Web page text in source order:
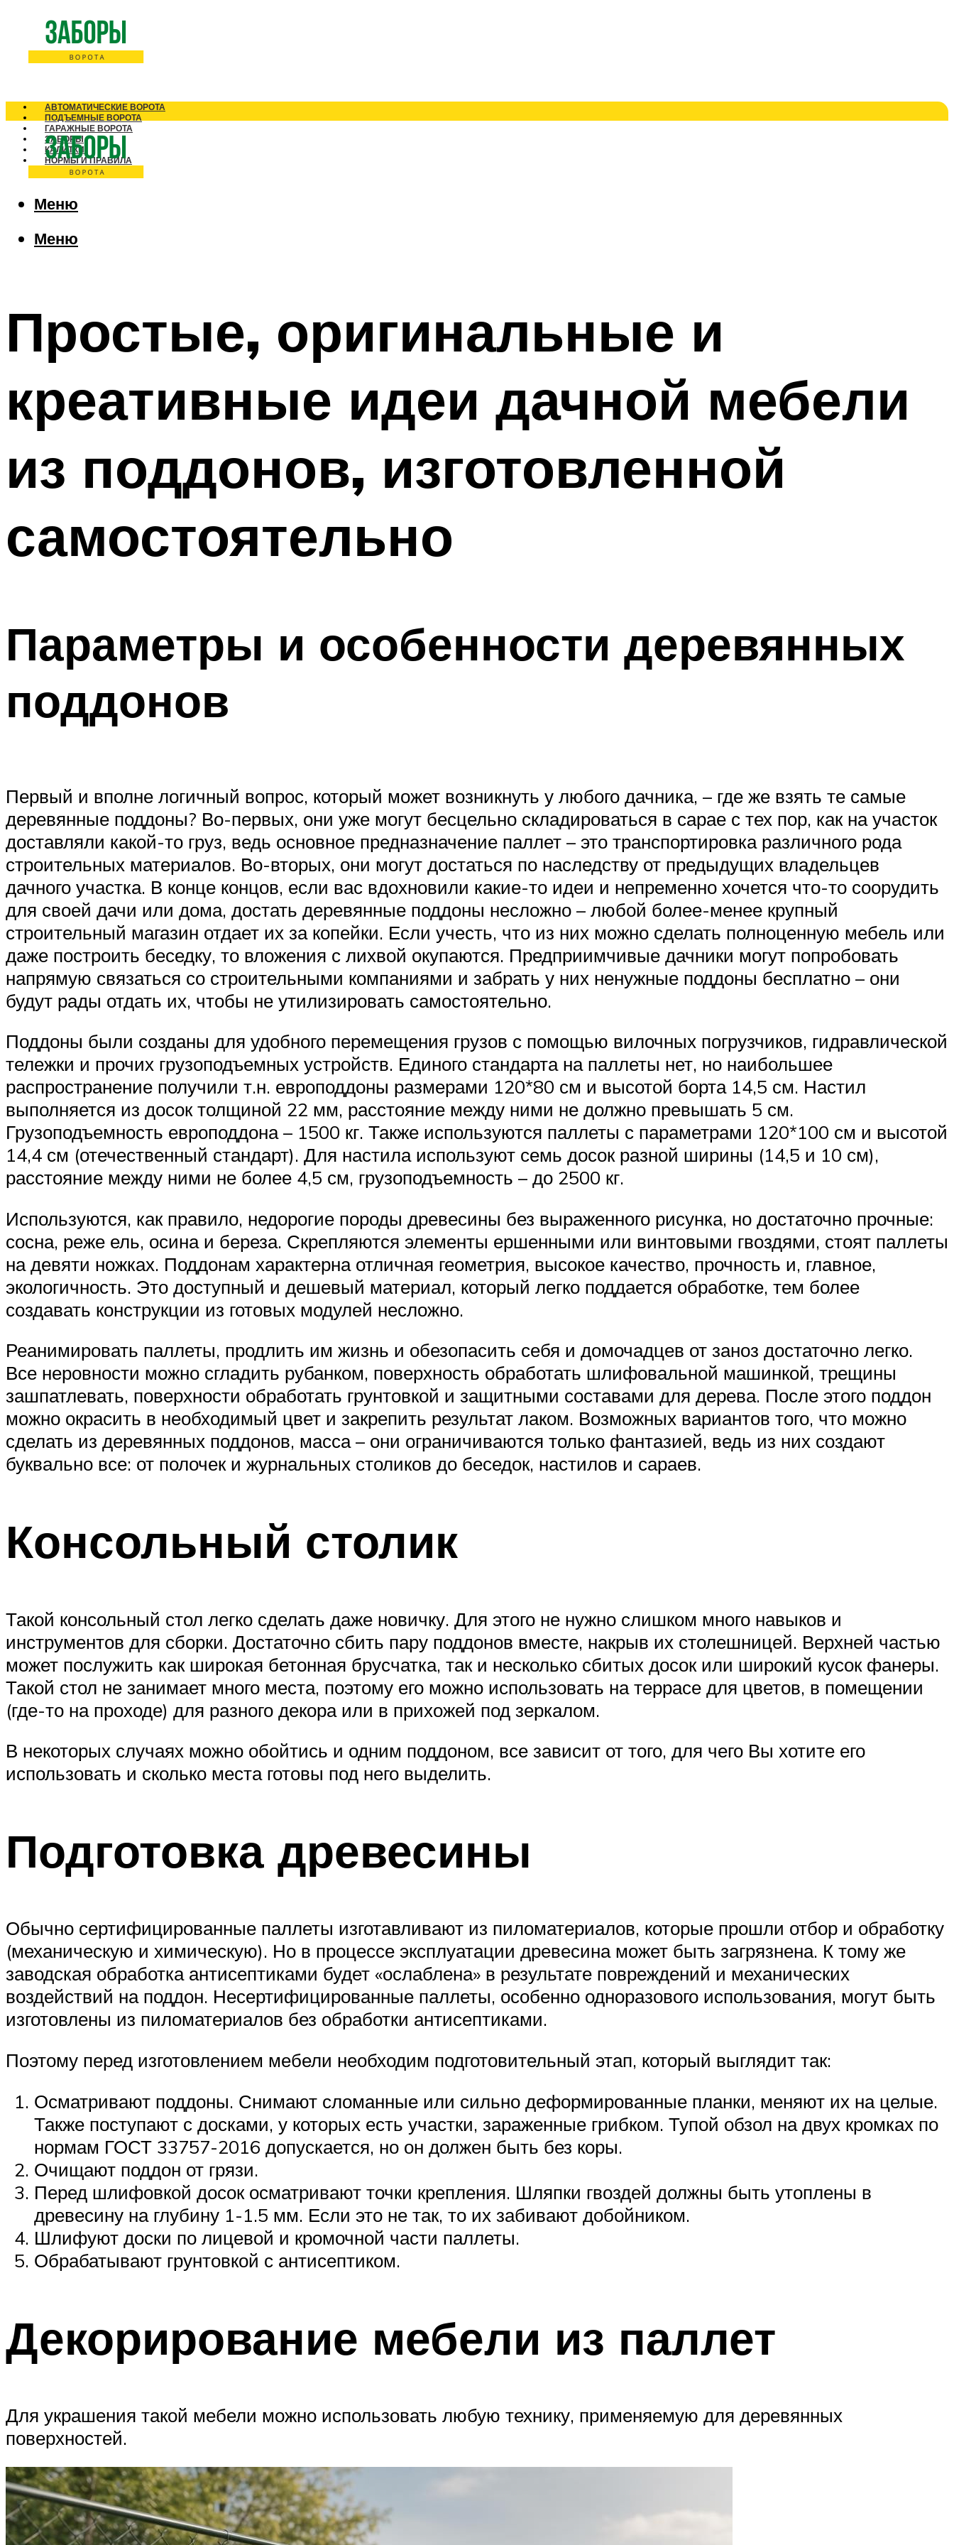
АВТОМАТИЧЕСКИЕ ВОРОТА
ПОДЪЕМНЫЕ ВОРОТА
ГАРАЖНЫЕ ВОРОТА
ЗАБОРЫ
КАЛИТКИ
НОРМЫ И ПРАВИЛА
Меню
Меню
Простые, оригинальные и
креативные идеи дачной мебели
из поддонов, изготовленной
самостоятельно
Параметры и особенности деревянных
поддонов
Первый и вполне логичный вопрос, который может возникнуть у любого дачника, – где же взять те самые
деревянные поддоны? Во-первых, они уже могут бесцельно складироваться в сарае с тех пор, как на участок
доставляли какой-то груз, ведь основное предназначение паллет – это транспортировка различного рода
строительных материалов. Во-вторых, они могут достаться по наследству от предыдущих владельцев
дачного участка. В конце концов, если вас вдохновили какие-то идеи и непременно хочется что-то соорудить
для своей дачи или дома, достать деревянные поддоны несложно – любой более-менее крупный
строительный магазин отдает их за копейки. Если учесть, что из них можно сделать полноценную мебель или
даже построить беседку, то вложения с лихвой окупаются. Предприимчивые дачники могут попробовать
напрямую связаться со строительными компаниями и забрать у них ненужные поддоны бесплатно – они
будут рады отдать их, чтобы не утилизировать самостоятельно.
Поддоны были созданы для удобного перемещения грузов с помощью вилочных погрузчиков, гидравлической
тележки и прочих грузоподъемных устройств. Единого стандарта на паллеты нет, но наибольшее
распространение получили т.н. европоддоны размерами 120*80 см и высотой борта 14,5 см. Настил
выполняется из досок толщиной 22 мм, расстояние между ними не должно превышать 5 см.
Грузоподъемность европоддона – 1500 кг. Также используются паллеты с параметрами 120*100 см и высотой
14,4 см (отечественный стандарт). Для настила используют семь досок разной ширины (14,5 и 10 см),
расстояние между ними не более 4,5 см, грузоподъемность – до 2500 кг.
Используются, как правило, недорогие породы древесины без выраженного рисунка, но достаточно прочные:
сосна, реже ель, осина и береза. Скрепляются элементы ершенными или винтовыми гвоздями, стоят паллеты
на девяти ножках. Поддонам характерна отличная геометрия, высокое качество, прочность и, главное,
экологичность. Это доступный и дешевый материал, который легко поддается обработке, тем более
создавать конструкции из готовых модулей несложно.
Реанимировать паллеты, продлить им жизнь и обезопасить себя и домочадцев от заноз достаточно легко.
Все неровности можно сгладить рубанком, поверхность обработать шлифовальной машинкой, трещины
зашпатлевать, поверхности обработать грунтовкой и защитными составами для дерева. После этого поддон
можно окрасить в необходимый цвет и закрепить результат лаком. Возможных вариантов того, что можно
сделать из деревянных поддонов, масса – они ограничиваются только фантазией, ведь из них создают
буквально все: от полочек и журнальных столиков до беседок, настилов и сараев.
Консольный столик
Такой консольный стол легко сделать даже новичку. Для этого не нужно слишком много навыков и
инструментов для сборки. Достаточно сбить пару поддонов вместе, накрыв их столешницей. Верхней частью
может послужить как широкая бетонная брусчатка, так и несколько сбитых досок или широкий кусок фанеры.
Такой стол не занимает много места, поэтому его можно использовать на террасе для цветов, в помещении
(где-то на проходе) для разного декора или в прихожей под зеркалом.
В некоторых случаях можно обойтись и одним поддоном, все зависит от того, для чего Вы хотите его
использовать и сколько места готовы под него выделить.
Подготовка древесины
Обычно сертифицированные паллеты изготавливают из пиломатериалов, которые прошли отбор и обработку
(механическую и химическую). Но в процессе эксплуатации древесина может быть загрязнена. К тому же
заводская обработка антисептиками будет «ослаблена» в результате повреждений и механических
воздействий на поддон. Несертифицированные паллеты, особенно одноразового использования, могут быть
изготовлены из пиломатериалов без обработки антисептиками.
Поэтому перед изготовлением мебели необходим подготовительный этап, который выглядит так:
Осматривают поддоны. Снимают сломанные или сильно деформированные планки, меняют их на целые.
Также поступают с досками, у которых есть участки, зараженные грибком. Тупой обзол на двух кромках по
нормам ГОСТ 33757-2016 допускается, но он должен быть без коры.
Очищают поддон от грязи.
Перед шлифовкой досок осматривают точки крепления. Шляпки гвоздей должны быть утоплены в
древесину на глубину 1-1.5 мм. Если это не так, то их забивают добойником.
Шлифуют доски по лицевой и кромочной части паллеты.
Обрабатывают грунтовкой с антисептиком.
Декорирование мебели из паллет
Для украшения такой мебели можно использовать любую технику, применяемую для деревянных
поверхностей.